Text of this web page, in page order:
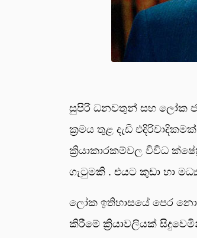
සුපිරි ධනවතුන් සහ ලෝක
ක්‍රමය තුළ දැඩි
ක්‍රියාකාරකම්වල විවිධ
ගැටුමකි . එයට කුඩා හා
ලෝක ඉතිහාසයේ පෙර
කිරීමේ ක්‍රියාවලියක්